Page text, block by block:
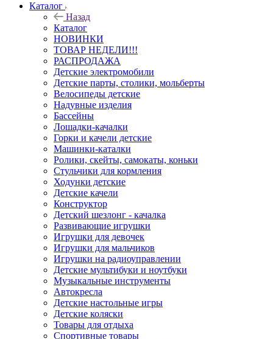
Каталог
Назад
Каталог
НОВИНКИ
ТОВАР НЕДЕЛИ!!!
РАСПРОДАЖА
Детские электромобили
Детские парты, столики, мольберты
Велосипеды детские
Надувные изделия
Бассейны
Лошадки-качалки
Горки и качели детские
Машинки-каталки
Ролики, скейты, самокаты, коньки
Стульчики для кормления
Ходунки детские
Детские качели
Конструктор
Детский шезлонг - качалка
Развивающие игрушки
Игрушки для девочек
Игрушки для мальчиков
Игрушки на радиоуправлении
Детские мультибуки и ноутбуки
Музыкальные инструменты
Автокресла
Детские настольные игры
Детские коляски
Товары для отдыха
Спортивные товары